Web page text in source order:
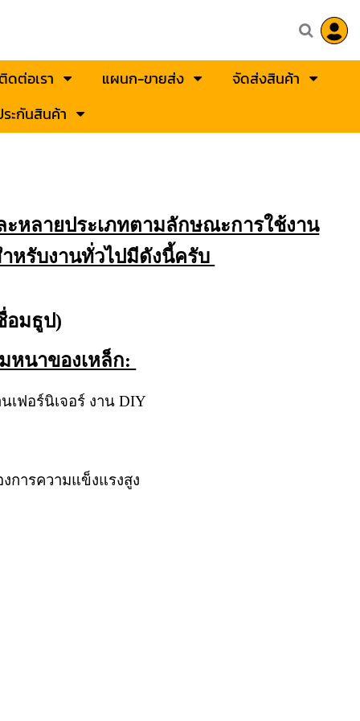
ดต่อเรา แผนก-ขายส่ง
จัดส่งสินค้า
ะกันสินค้า
หลายประเภทตามลักษณะการใช้งาน
หรับงานทั่วไปมีดังนี้ครับ
อมธูป)
หนาของเหล็ก:
เฟอร์นิเจอร์ งาน DIY
การความแข็งแรงสูง